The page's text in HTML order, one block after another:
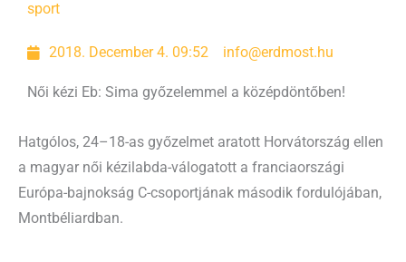
sport
2018. December 4. 09:52 info@erdmost.hu
Női kézi Eb: Sima győzelemmel a középdöntőben!
Hatgólos, 24–18-as győzelmet aratott Horvátország ellen
a magyar női kézilabda-válogatott a franciaországi
Európa-bajnokság C-csoportjának második fordulójában,
Montbéliardban.